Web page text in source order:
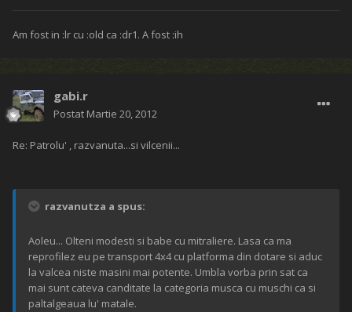
Am fost in :lr cu :old ca :dr1. A fost :ih
gabi.r
Postat Martie 20, 2012
Re: Patrolu' , razvanuta...si vilcenii...
razvanutza a spus:
Aoleu... Olteni modesti si babe cu mitraliere. Lasa ca ma
reprofilez eu pe transport 4x4 cu platforma din dotare si aduc
la valcea niste masini mai potente. Umbla vorba prin sat ca
mai sunt cateva canditate la categoria musca cu muschi ca si
paltalgeaua lu' matale.